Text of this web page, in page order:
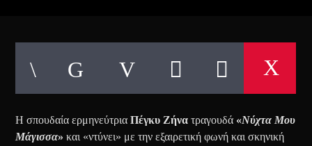
Η σπουδαία ερμηνεύτριαΠέγκυ Ζήνα τραγουδά «Νύχτα Μου
Μάγισσα»και «ντύνει» με την εξαιρετική φωνή και σκηνική